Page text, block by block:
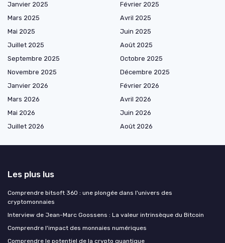
Janvier 2025
Février 2025
Mars 2025
Avril 2025
Mai 2025
Juin 2025
Juillet 2025
Août 2025
Septembre 2025
Octobre 2025
Novembre 2025
Décembre 2025
Janvier 2026
Février 2026
Mars 2026
Avril 2026
Mai 2026
Juin 2026
Juillet 2026
Août 2026
Les plus lus
Comprendre bitsoft 360 : une plongée dans l'univers des
cryptomonnaies
Interview de Jean-Marc Goossens : La valeur intrinsèque du Bitcoin
Comprendre l'impact des monnaies numériques
Comprendre le potentiel de la crypto quantique